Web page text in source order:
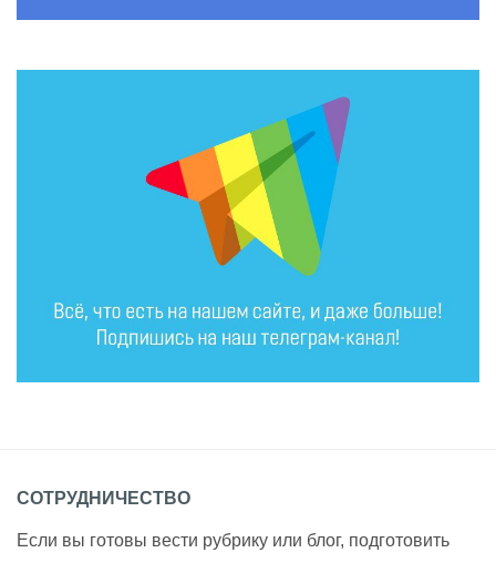
СОТРУДНИЧЕСТВО
Если вы готовы вести рубрику или блог, подготовить